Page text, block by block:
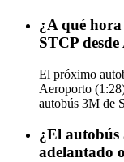
¿A qué
STCP
El próximo
Aeroporto
autobús 3M de
¿El
adelantado